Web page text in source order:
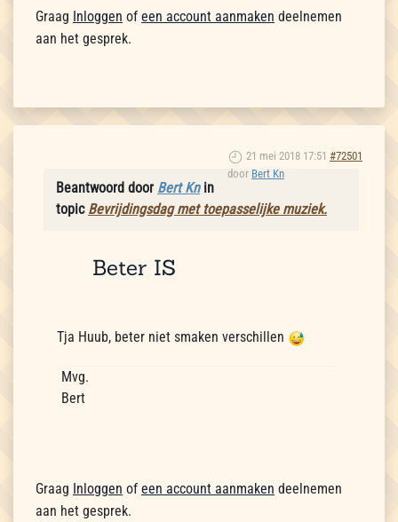
Graag Inloggen of een account aanmaken deelnemen
aan het gesprek.
21 mei 2018 17:51 #72501
door Bert Kn
Beantwoord door Bert Knin
topic Bevrijdingsdag met toepasselijke muziek.
Beter IS
Tja Huub, beter niet smaken verschillen
Mvg.
Bert
Graag Inloggen of een account aanmaken deelnemen
aan het gesprek.